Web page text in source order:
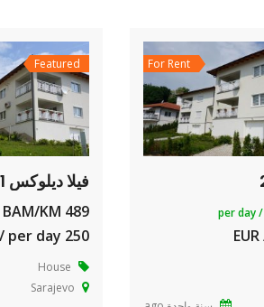
For Rent
/ per day
Featured
فيلا ديلوكس 1
489 BAM/KM
250 EUR / per day
House
Sarajevo